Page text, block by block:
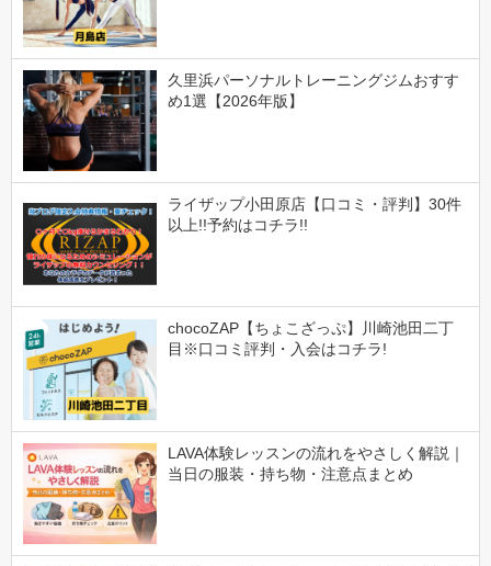
久里浜パーソナルトレーニングジムおすす
め1選【2026年版】
ライザップ小田原店【口コミ・評判】30件
以上!!予約はコチラ!!
chocoZAP【ちょこざっぷ】川崎池田二丁
目※口コミ評判・入会はコチラ!
LAVA体験レッスンの流れをやさしく解説｜
当日の服装・持ち物・注意点まとめ